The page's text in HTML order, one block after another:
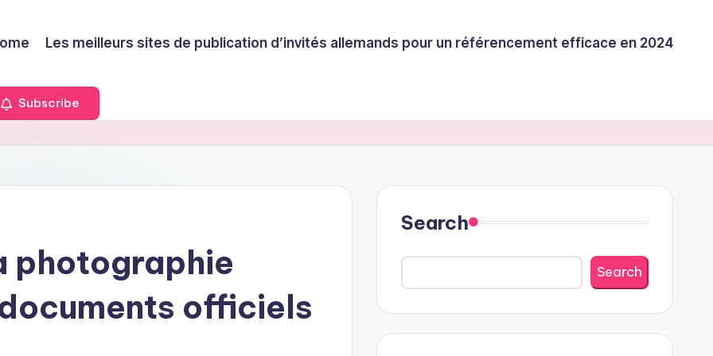
Les meilleurs sites de publication d’invités allemands pour un référencement efficace en 2024
Subscribe
photographie
officiels
Search
Search